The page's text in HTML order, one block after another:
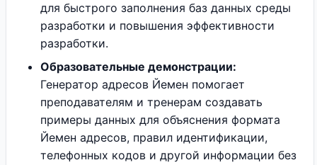
для быстрого заполнения баз данных среды
разработки и повышения эффективности
разработки.
Образовательные демонстрации:
Генератор адресов Йемен помогает
преподавателям и тренерам создавать
примеры данных для объяснения формата
Йемен адресов, правил идентификации,
телефонных кодов и другой информации без